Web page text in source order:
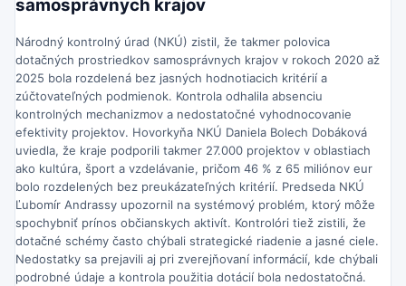
samosprávnych krajov
Národný kontrolný úrad (NKÚ) zistil, že takmer polovica
dotačných prostriedkov samosprávnych krajov v rokoch 2020 až
2025 bola rozdelená bez jasných hodnotiacich kritérií a
zúčtovateľných podmienok. Kontrola odhalila absenciu
kontrolných mechanizmov a nedostatočné vyhodnocovanie
efektivity projektov. Hovorkyňa NKÚ Daniela Bolech Dobáková
uviedla, že kraje podporili takmer 27.000 projektov v oblastiach
ako kultúra, šport a vzdelávanie, pričom 46 % z 65 miliónov eur
bolo rozdelených bez preukázateľných kritérií. Predseda NKÚ
Ľubomír Andrassy upozornil na systémový problém, ktorý môže
spochybniť prínos občianskych aktivít. Kontrolóri tiež zistili, že
dotačné schémy často chýbali strategické riadenie a jasné ciele.
Nedostatky sa prejavili aj pri zverejňovaní informácií, kde chýbali
podrobné údaje a kontrola použitia dotácií bola nedostatočná.